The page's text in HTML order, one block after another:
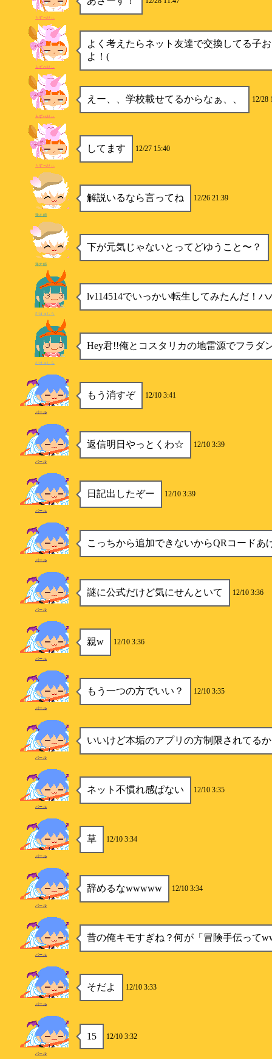
らずべりぃ
よく考えたらネット友達で交換してる子
よ！(
らずべりぃ
えー、、学校載せてるからなぁ、、 12/28
らずべりぃ
してます 12/27 15:40
らずべりぃ
解説いるなら言ってね 12/26 21:39
漫才師
下が元気じゃないとってどゆうこと〜？
漫才師
lv114514でいっかい転生してみたんだ！ハ
むはゅしら
Hey君!!俺とコスタリカの地雷源でフラダ
むはゅしら
もう消すぞ 12/10 3:41
パール
返信明日やっとくわ☆ 12/10 3:39
パール
日記出したぞー 12/10 3:39
パール
こっちから追加できないからQRコードあ
パール
謎に公式だけど気にせんといて 12/10 3:36
パール
親w 12/10 3:36
パール
もう一つの方でいい？ 12/10 3:35
パール
いいけど本垢のアプリの方制限されてる
パール
ネット不慣れ感ぱない 12/10 3:35
パール
草 12/10 3:34
パール
辞めるなwwwww 12/10 3:34
パール
昔の俺キモすぎね？何が「冒険手伝って
パール
そだよ 12/10 3:33
パール
15 12/10 3:32
パール